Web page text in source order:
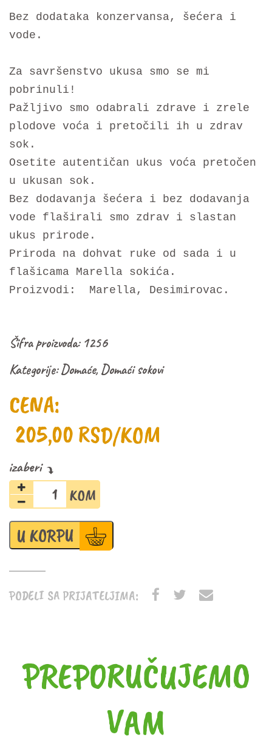
Bez dodataka konzervansa, šećera i
vode.
Za savršenstvo ukusa smo se mi
pobrinuli!
Pažljivo smo odabrali zdrave i zrele
plodove voća i pretočili ih u zdrav
sok.
Osetite autentičan ukus voća pretočen
u ukusan sok.
Bez dodavanja šećera i bez dodavanja
vode flaširali smo zdrav i slastan
ukus prirode.
Priroda na dohvat ruke od sada i u
flašicama Marella sokića.
Proizvodi: Marella, Desimirovac.
Šifra proizvoda: 1256
Kategorije:Domaće, Domaći sokovi
CENA:
205,00 RSD/KOM
Sok
šumsko
jabuka
Marella
U KORPU
PODELI SA PRIJATELJIMA:
PREPORUČUJEMO
VAM